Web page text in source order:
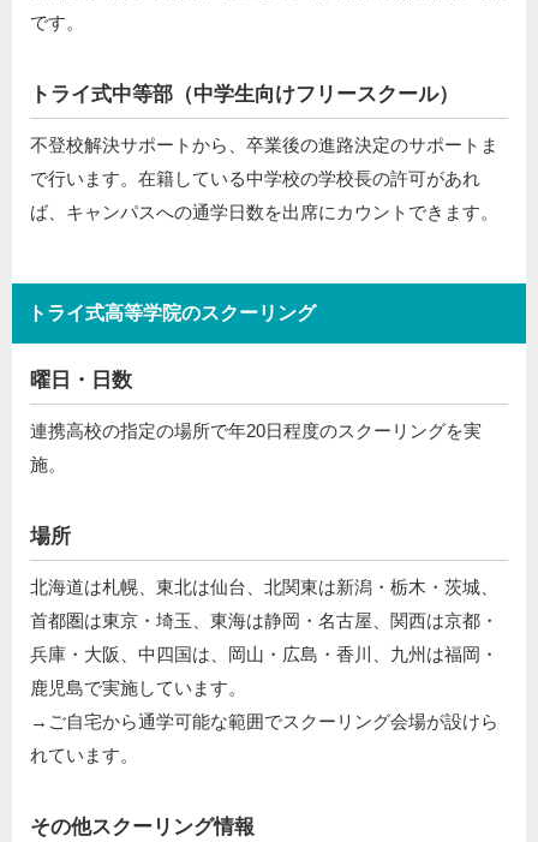
です。
トライ式中等部（中学生向けフリースクール）​
不登校解決サポートから、卒業後の進路決定のサポートま
で行います。在籍している中学校の学校長の許可があれ
ば、キャンパスへの通学日数を出席にカウントできます。​
トライ式高等学院のスクーリング
曜日・日数
連携高校の指定の場所で年20日程度のスクーリングを実
施。
場所
北海道は札幌、東北は仙台、北関東は新潟・栃木・茨城、
首都圏は東京・埼玉、東海は静岡・名古屋、関西は京都・
兵庫・大阪、中四国は、岡山・広島・香川、九州は福岡・
鹿児島で実施しています。
→ご自宅から通学可能な範囲でスクーリング会場が設けら
れています。
その他スクーリング情報